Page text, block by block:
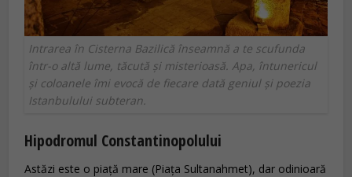
Intrarea în Cisterna Bazilică înseamnă a te scufunda
într-o altă lume, tăcută și misterioasă. Apa, întunericul
și coloanele îmi evocă de fiecare dată geniul și poezia
Istanbulului subteran.
Hipodromul Constantinopolului
Astăzi este o piață mare (Piața Sultanahmet), dar odinioară